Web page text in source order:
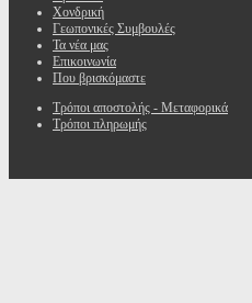
Χονδρική
Γεωπονικές Συμβουλές
Τα νέα μας
Επικοινωνία
Που βρισκόμαστε
Τρόποι αποστολής - Μεταφορικά
Τρόποι πληρωμής